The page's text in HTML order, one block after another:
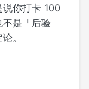
你打卡 100
是「后验
。